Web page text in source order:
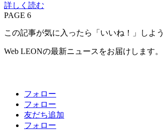
詳しく読む
PAGE 6
この記事が気に入ったら「いいね！」しよう
Web LEONの最新ニュースをお届けします。
フォロー
フォロー
友だち追加
フォロー